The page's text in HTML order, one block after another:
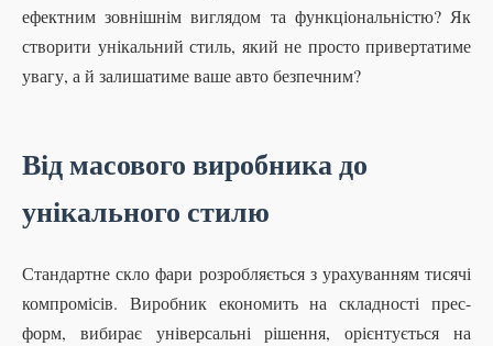
ефектним зовнішнім виглядом та функціональністю? Як
створити унікальний стиль, який не просто привертатиме
увагу, а й залишатиме ваше авто безпечним?
Від масового виробника до
унікального стилю
Стандартне скло фари розробляється з урахуванням тисячі
компромісів. Виробник економить на складності прес-
форм, вибирає універсальні рішення, орієнтується на